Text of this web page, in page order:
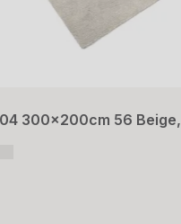
300x200cm 56 Beige,